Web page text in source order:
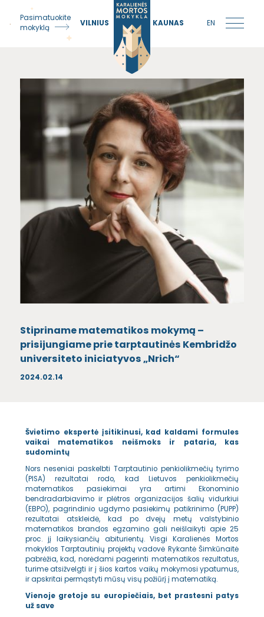
Pasimatuokite
mokyklą
VILNIUS KAUNAS EN
Stipriname matematikos mokymą –
prisijungiame prie tarptautinės Kembridžo
universiteto iniciatyvos „Nrich“
2024.02.14
Švietimo ekspertė įsitikinusi, kad kaldami formules
vaikai matematikos neišmoks ir pataria, kas
sudomintų
Nors neseniai paskelbti Tarptautinio penkiolikmečių tyrimo
(PISA) rezultatai rodo, kad Lietuvos penkiolikmečių
matematikos pasiekimai yra artimi Ekonominio
bendradarbiavimo ir plėtros organizacijos šalių vidurkiui
(EBPO), pagrindinio ugdymo pasiekimų patikrinimo (PUPP)
rezultatai atskleidė, kad po dvejų metų valstybinio
matematikos brandos egzamino gali neišlaikyti apie 25
proc. jį laikysiančių abiturientų. Visgi Karalienės Mortos
mokyklos Tarptautinių projektų vadovė Rykantė Šimkūnaitė
pabrėžia, kad, norėdami pagerinti matematikos rezultatus,
turime atsižvelgti ir į šios kartos vaikų mokymosi ypatumus,
ir apskritai permąstyti mūsų visų požiūrį į matematiką.
Vienoje gretoje su europiečiais, bet prastesni patys
už save